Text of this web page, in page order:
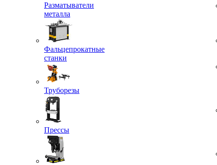
Разматыватели
металла
Фальцепрокатные
станки
Труборезы
Прессы